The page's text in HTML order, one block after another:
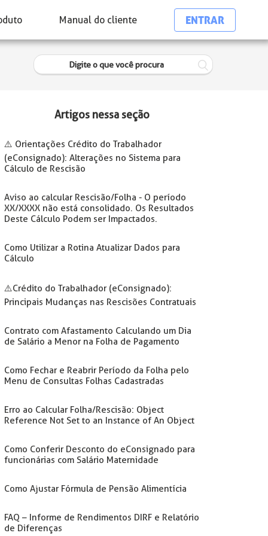
Manual do cliente ENTRAR
Artigos nessa seção
⚠️ Orientações Crédito do Trabalhador
(eConsignado): Alterações no Sistema para
Cálculo de Rescisão
Aviso ao calcular Rescisão/Folha - O período
XX/XXXX não está consolidado. Os Resultados
Deste Cálculo Podem ser Impactados.
Como Utilizar a Rotina Atualizar Dados para
Cálculo
⚠️Crédito do Trabalhador (eConsignado):
Principais Mudanças nas Rescisões Contratuais
Contrato com Afastamento Calculando um Dia
de Salário a Menor na Folha de Pagamento
Como Fechar e Reabrir Período da Folha pelo
Menu de Consultas Folhas Cadastradas
Erro ao Calcular Folha/Rescisão: Object
Reference Not Set to an Instance of An Object
Como Conferir Desconto do eConsignado para
funcionárias com Salário Maternidade
Como Ajustar Fórmula de Pensão Alimentícia
FAQ – Informe de Rendimentos DIRF e Relatório
de Diferenças